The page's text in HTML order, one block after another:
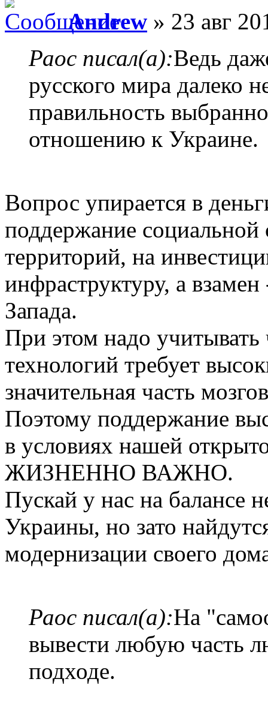
Andrew » 23 авг
Раос писал(а):Ведь
русского мира далеко
правильность
отношению к Украине.
Вопрос упирается в
поддержание
территорий, на
инфраструктуру, а
Запада.
При этом надо учитывать
технологий требует
значительная часть
Поэтому поддержание
в условиях нашей
ЖИЗНЕННО ВАЖНО.
Пускай у нас на балансе
Украины, но зато
модернизации своего
Раос писал(а):На
вывести любую часть
подходе.